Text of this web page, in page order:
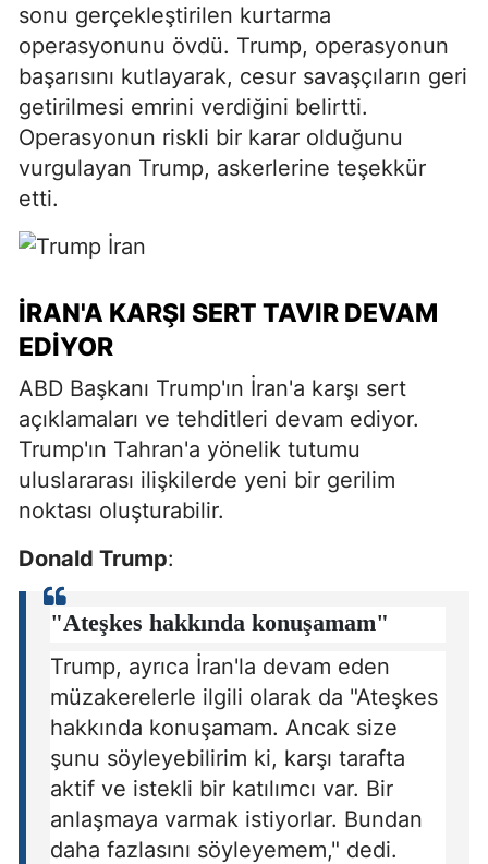
sonu gerçekleştirilen kurtarma
operasyonunu övdü. Trump, operasyonun
başarısını kutlayarak, cesur savaşçıların geri
getirilmesi emrini verdiğini belirtti.
Operasyonun riskli bir karar olduğunu
vurgulayan Trump, askerlerine teşekkür
etti.
İRAN'A KARŞI SERT TAVIR DEVAM
EDIYOR
ABD Başkanı Trump'ın İran'a karşı sert
açıklamaları ve tehditleri devam ediyor.
Trump'ın Tahran'a yönelik tutumu
uluslararası ilişkilerde yeni bir gerilim
noktası oluşturabilir.
Donald Trump:
"Ateşkes hakkında konuşamam"
Trump, ayrıca İran'la devam eden
müzakerelerle ilgili olarak da "Ateşkes
hakkında konuşamam. Ancak size
şunu söyleyebilirim ki, karşı tarafta
aktif ve istekli bir katılımcı var. Bir
anlaşmaya varmak istiyorlar. Bundan
daha fazlasını söyleyemem," dedi.